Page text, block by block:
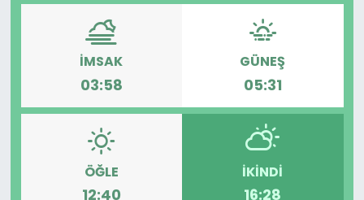
İMSAK
03:58
GÜNEŞ
05:31
ÖĞLE
12:40
İKINDI
16:28
Magazin
Moda
Nöbetçi Eczaneler
Otomobil Dünyası